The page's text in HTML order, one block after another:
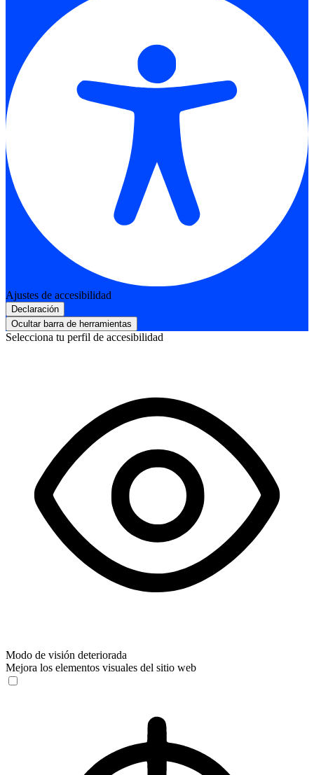
Ajustes de accesibilidad
Declaración
Ocultar barra de herramientas
Selecciona tu perfil de accesibilidad
Modo de visión deteriorada
Mejora los elementos visuales del sitio web